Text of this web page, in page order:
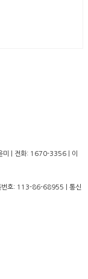
미 | 전화: 1670-3356 | 이
호: 113-86-68955 | 통신